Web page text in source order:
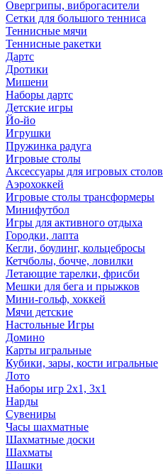
Овергрипы, виброгасители
Сетки для большого тенниса
Теннисные мячи
Теннисные ракетки
Дартс
Дротики
Мишени
Наборы дартс
Детские игры
Йо-йо
Игрушки
Пружинка радуга
Игровые столы
Аксессуары для игровых столов
Аэрохоккей
Игровые столы трансформеры
Минифутбол
Игры для активного отдыха
Городки, лапта
Кегли, боулинг, кольцебросы
Кетчболы, бочче, ловилки
Летающие тарелки, фрисби
Мешки для бега и прыжков
Мини-гольф, хоккей
Мячи детские
Настольные Игры
Домино
Карты игральные
Кубики, зары, кости игральные
Лото
Наборы игр 2х1, 3х1
Нарды
Сувениры
Часы шахматные
Шахматные доски
Шахматы
Шашки